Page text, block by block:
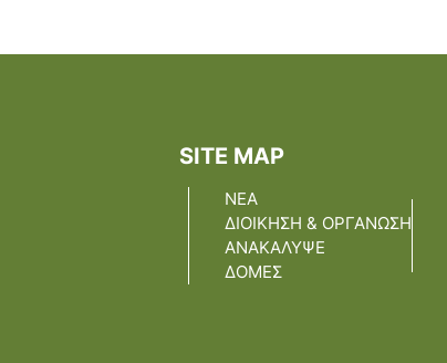
SITE MAP
ΝΕΑ
ΔΙΟΙΚΗΣΗ & ΟΡΓΑΝΩΣΗ
ΑΝΑΚΑΛΥΨΕ
ΔΟΜΕΣ